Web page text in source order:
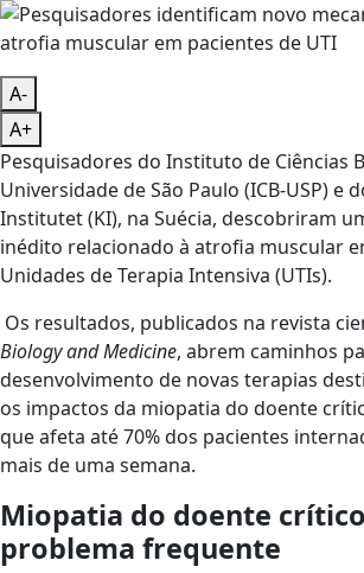
A-
A+
Pesquisadores do Instituto de Ciências
Universidade de São Paulo (ICB-USP) e
Institutet (KI), na Suécia, descobriram
inédito relacionado à atrofia muscular
Unidades de Terapia Intensiva (UTIs).
Os resultados, publicados na revista
Biology and Medicine, abrem caminhos
desenvolvimento de novas terapias
os impactos da miopatia do doente
que afeta até 70% dos pacientes
mais de uma semana.
Miopatia do doente
problema frequente